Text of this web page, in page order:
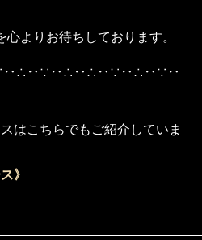
よりお待ちしております。
はこちらでもご紹介していま
》